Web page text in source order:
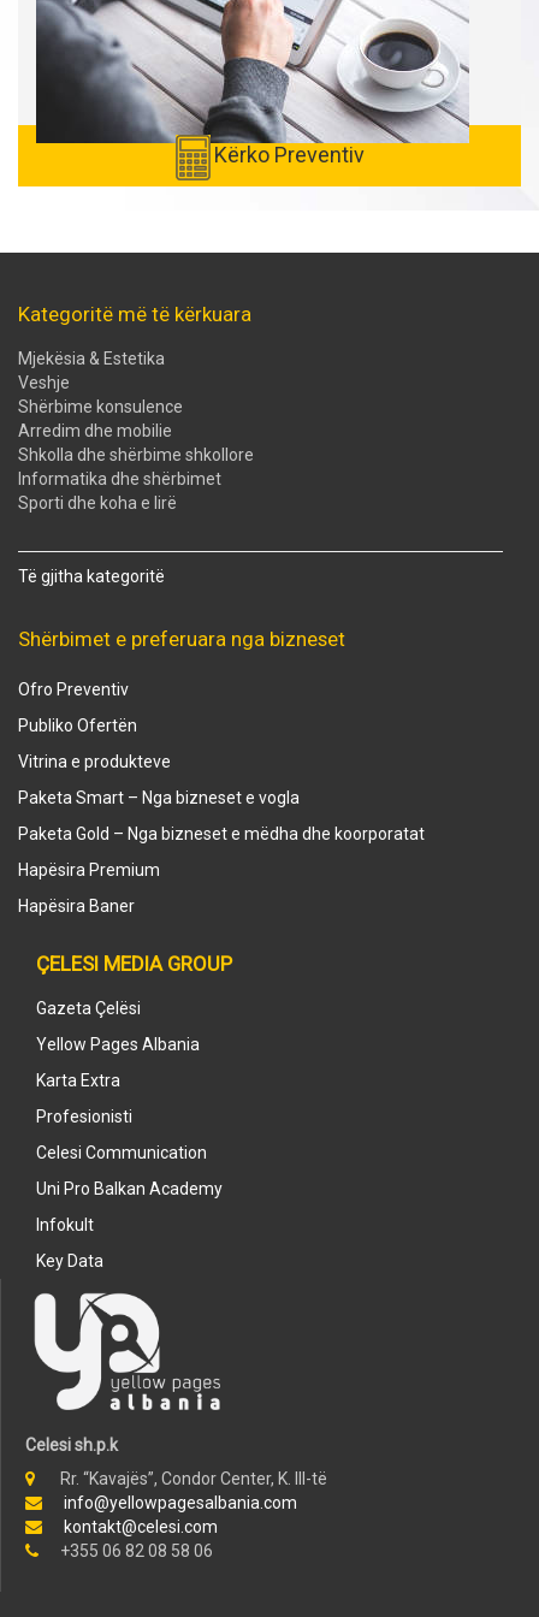
Kërko Preventiv
Kategoritë më të kërkuara
Mjekësia & Estetika
Veshje
Shërbime konsulence
Arredim dhe mobilie
Shkolla dhe shërbime shkollore
Informatika dhe shërbimet
Sporti dhe koha e lirë
Të gjitha kategoritë
Shërbimet e preferuara nga bizneset
Ofro Preventiv
Publiko Ofertën
Vitrina e produkteve
Paketa Smart – Nga bizneset e vogla
Paketa Gold – Nga bizneset e mëdha dhe koorporatat
Hapësira Premium
Hapësira Baner
ÇELESI MEDIA GROUP
Gazeta Çelësi
Yellow Pages Albania
Karta Extra
Profesionisti
Celesi Communication
Uni Pro Balkan Academy
Infokult
Key Data
Celesi sh.p.k
Rr. “Kavajës”, Condor Center, K. III-të
info@yellowpagesalbania.com
kontakt@celesi.com
+355 06 82 08 58 06